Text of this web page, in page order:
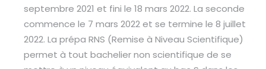
septembre 2021 et fini le 18 mars 2022. La seconde
commence le 7 mars 2022 et se termine le 8 juillet
2022. La prépa RNS (Remise à Niveau Scientifique)
permet à tout bachelier non scientifique de se